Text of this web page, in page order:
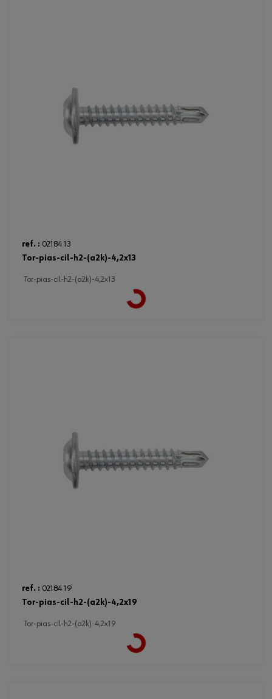
ref. : 02184 13
tor-pias-cil-h2-(a2k)-4,2x13
tor-pias-cil-h2-(a2k)-4,2x13 Loading...
ref. : 02184 19
tor-pias-cil-h2-(a2k)-4,2x19
tor-pias-cil-h2-(a2k)-4,2x19 Loading...